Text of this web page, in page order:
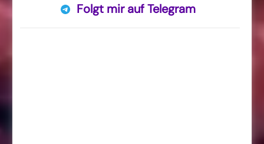
Folgt mir auf Telegram